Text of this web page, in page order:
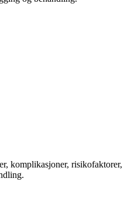
komplikasjoner, risikofaktorer,